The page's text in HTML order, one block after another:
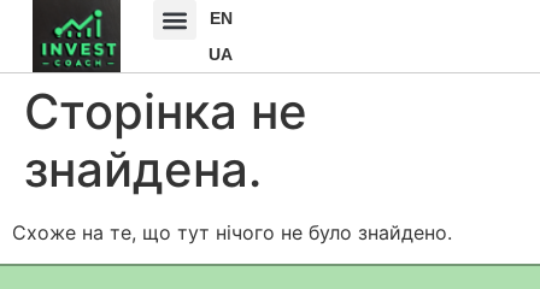
EN
UA
Сторінка не
знайдена.
Схоже на те, що тут нічого не було знайдено.